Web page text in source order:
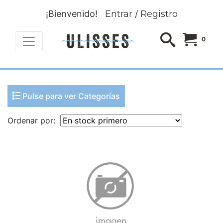
¡Bienvenido! Entrar/ Registro
0
Pulse para ver Categorías
Ordenar por: